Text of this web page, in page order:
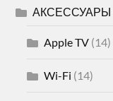
АКСЕССУАРЫ
Apple TV (14)
Wi-Fi (14)